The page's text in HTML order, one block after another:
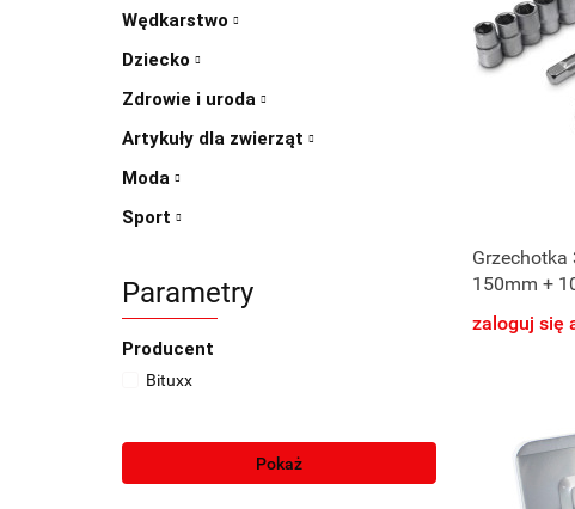
Wędkarstwo
Dziecko
Zdrowie i uroda
Artykuły dla zwierząt
Moda
Sport
Parametry
Producent
Bituxx
Pokaż
Grzechotka
150mm +
zaloguj się